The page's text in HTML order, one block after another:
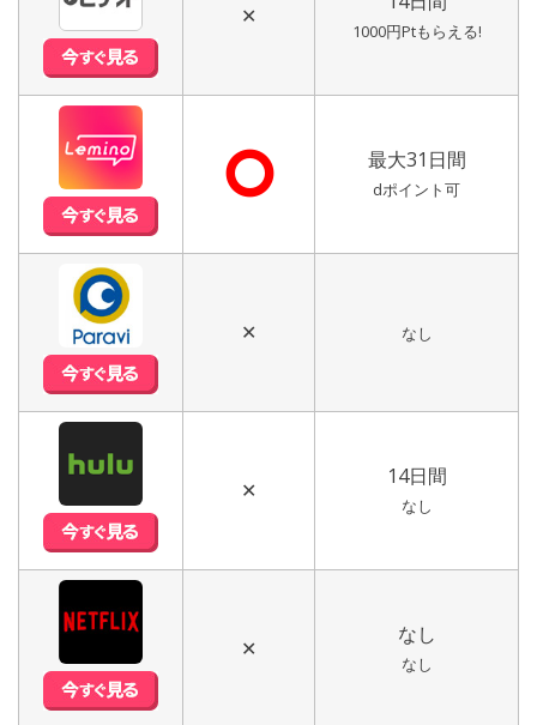
✕
1000円Ptもらえる!
⭘ 最大31日間
dポイント可
✕ なし
✕
14日間
なし
✕
なし
なし